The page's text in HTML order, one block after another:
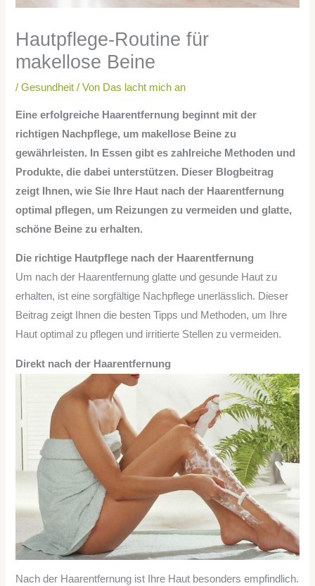
Hautpflege-Routine für
makellose Beine
/Gesundheit / Von Das lacht mich an
Eine erfolgreiche Haarentfernung beginnt mit der
richtigen Nachpflege, um makellose Beine zu
gewährleisten. In Essen gibt es zahlreiche Methoden und
Produkte, die dabei unterstützen. Dieser Blogbeitrag
zeigt Ihnen, wie Sie Ihre Haut nach der Haarentfernung
optimal pflegen, um Reizungen zu vermeiden und glatte,
schöne Beine zu erhalten.
Die richtige Hautpflege nach der Haarentfernung
Um nach der Haarentfernung glatte und gesunde Haut zu
erhalten, ist eine sorgfältige Nachpflege unerlässlich. Dieser
Beitrag zeigt Ihnen die besten Tipps und Methoden, um Ihre
Haut optimal zu pflegen und irritierte Stellen zu vermeiden.
Direkt nach der Haarentfernung
Nach der Haarentfernung ist Ihre Haut besonders empfindlich.